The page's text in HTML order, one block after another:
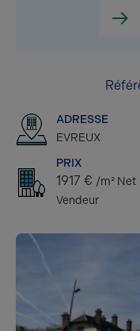
ADRESSE
EVREUX
PRIX
1917 € /m² Net
Vendeur